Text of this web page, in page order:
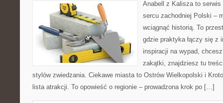
Anabell z Kalisza to
sercu zachodniej Polski –
wciągnąć historią. To
gdzie praktyka łączy się z
inspiracji na wypad,
zakątki, znajdziesz tu
stylów zwiedzania. Ciekawe miasta to Ostrów Wielkopolski i
lista atrakcji. To opowieść o regionie – prowadzona krok po […]